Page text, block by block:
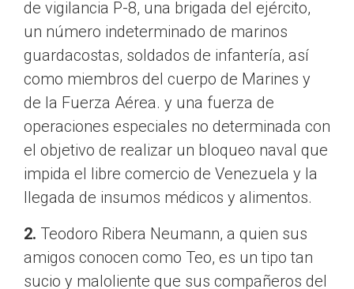
de vigilancia P-8, una brigada del ejército,
un número indeterminado de marinos
guardacostas, soldados de infantería, así
como miembros del cuerpo de Marines y
de la Fuerza Aérea. y una fuerza de
operaciones especiales no determinada con
el objetivo de realizar un bloqueo naval que
impida el libre comercio de Venezuela y la
llegada de insumos médicos y alimentos.
2. Teodoro Ribera Neumann, a quien sus
amigos conocen como Teo, es un tipo tan
sucio y maloliente que sus compañeros del